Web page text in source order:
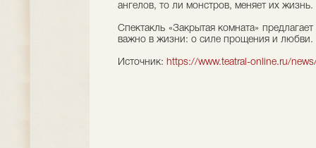
ангелов, то ли монстров, меняет их жизнь.
Спектакль «Закрытая комната»
важно в жизни: о силе прощения и любви.
Источник: https://www.teatral-online.ru/